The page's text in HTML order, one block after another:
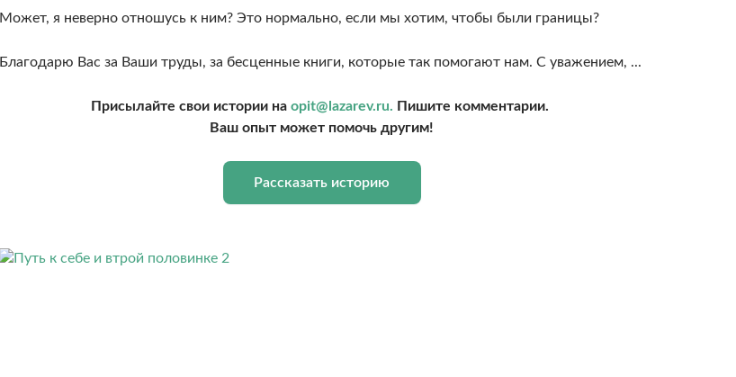
Может, я неверно отношусь к ним? Это нормально, если мы хотим, чтобы были границы?
Благодарю Вас за Ваши труды, за бесценные книги, которые так помогают нам. С уважением, ...
Присылайте свои истории на opit@lazarev.ru. Пишите комментарии.
Ваш опыт может помочь другим!
Рассказать историю